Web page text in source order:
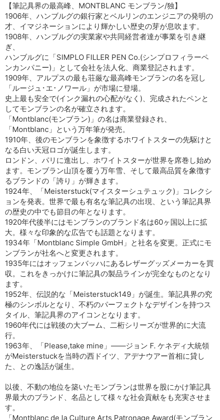
【筆記具界の最高峰、MONTBLANC モンブラン/独】
1906年、ハンブルグの銀行家とベルリンのエンジニアの発明の
才、イマジネーションにより輝かしい歴史の芽が息吹ます。
1908年、ハンブルグの実業家や共同経営者達が事業を引き継
ぎ、
ハンブルグに「SIMPLO FILLER PEN Co.(シンプロフィラーペ
ンカンパニー)」として会社を法人化、商業登記されます。
1909年、アルプスの最も荘厳な最高峰モンブランの名を冠し
「ルージュ･エ･ノワール」が市場に登場。
史上最も安全で(インク漏れの心配がなく)、完成されたペンと
してモンブランの名が確立されます。
「Montblanc(モンブラン)」の名は商業登録され、
「Montblanc」という万年筆が発売。
1910年、後のモンブランを象徴するホワイトスターの先駆けと
なる白い天冠ロゴが誕生します。
ロンドン、パリに進出し、ホワイトスターが世界を席巻し始め
ます。モンブラン山頂を覆う万年雪、そして最高品質を象徴す
るブランドの「誇り」が輝きます。
1924年、「Meisterstuck(マイスターシュテュック)」コレクシ
ョンを発表。世界で最も有名な筆記具の出現、という筆記具界
の歴史の中でも節目の年となります。
1920年代後半にはモンブランのブランド名は60ヶ国以上に拡
大。様々な印象的な広告でも話題となります。
1934年「Montblanc Simple GmbH」と社名を変更。正式にモ
ンブランが社名へと変更されます。
1935年にはオッフェンバッハにあるレザーグッズメーカーを買
収。これをきっかけに筆記具の製品ラインが完全なものとなり
ます。
1952年、伝説的な「Meisterstuck149」が誕生。筆記具界の究
極のシンボルとなり、不朽のパーフェクトなデザインを持つス
タイル、筆記具界のアイコンとなります。
1960年代には戦後の大ブーム、二桁シリーズが世界的に大流
行。
1963年、「Please,take mine」――ジョン F. ケネディ大統領
がMeisterstuckを当時の西ドイツ、アデナウアー首相に貸し
た、との逸話が誕生。
以後、不動の地位を築いたモンブランは世界を股にかけ筆記具
界最大のブランド、名品として様々な社会貢献をも充実させま
す。
「Montblanc de la Culture Arts Patronage Award(モンブラン